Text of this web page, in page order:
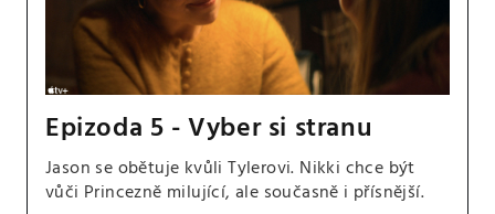
Epizoda 5 - Vyber si stranu
Jason se obětuje kvůli Tylerovi. Nikki chce být
vůči Princezně milující, ale současně i přísnější.